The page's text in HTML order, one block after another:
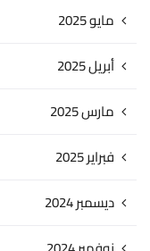
مايو 2025
أبريل 2025
مارس 2025
فبراير 2025
ديسمبر 2024